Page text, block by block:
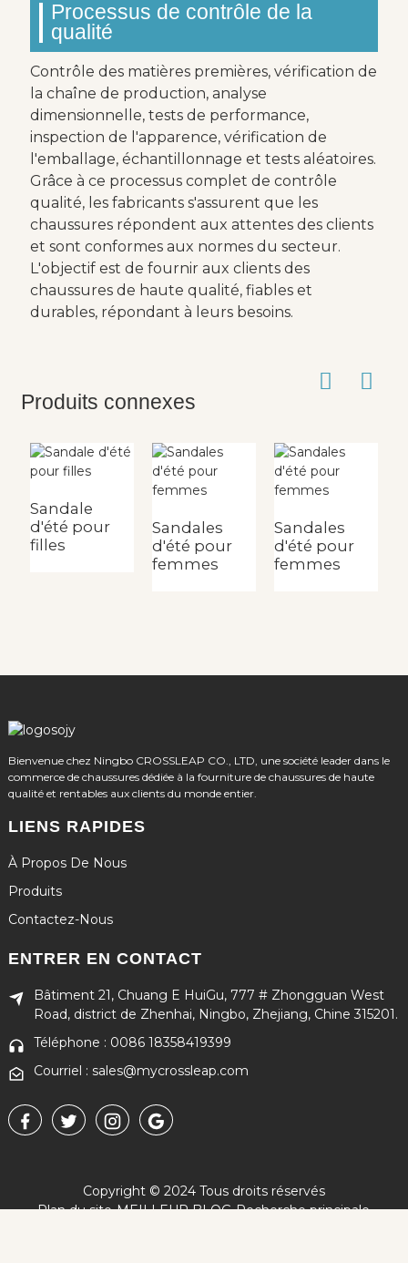
Processus de contrôle de la
qualité
Contrôle des matières premières, vérification de
la chaîne de production, analyse
dimensionnelle, tests de performance,
inspection de l'apparence, vérification de
l'emballage, échantillonnage et tests aléatoires.
Grâce à ce processus complet de contrôle
qualité, les fabricants s'assurent que les
chaussures répondent aux attentes des clients
et sont conformes aux normes du secteur.
L'objectif est de fournir aux clients des
chaussures de haute qualité, fiables et
durables, répondant à leurs besoins.
Produits connexes
Sandale
d'été pour
filles
Sandales
d'été pour
femmes
Sandales
d'été pour
femmes
Bienvenue chez Ningbo CROSSLEAP CO., LTD, une société leader dans le
commerce de chaussures dédiée à la fourniture de chaussures de haute
qualité et rentables aux clients du monde entier.
LIENS RAPIDES
À Propos De Nous
Produits
Contactez-Nous
ENTRER EN CONTACT
Bâtiment 21, Chuang E HuiGu, 777 # Zhongguan West
Road, district de Zhenhai, Ningbo, Zhejiang, Chine 315201.
Téléphone : 0086 18358419399
Courriel : sales@mycrossleap.com
Copyright © 2024 Tous droits réservés
Plan du site-MEILLEUR BLOG-Recherche principale